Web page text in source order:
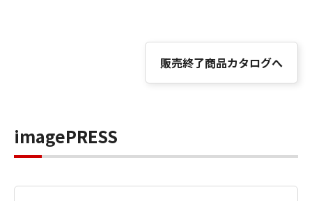
販売終了商品カタログへ
imagePRESS